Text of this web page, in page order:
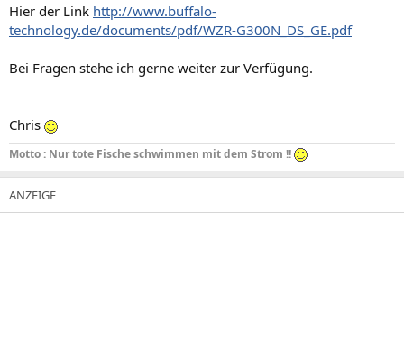
Hier der Link http://www.buffalo-
technology.de/documents/pdf/WZR-G300N_DS_GE.pdf
Bei Fragen stehe ich gerne weiter zur Verfügung.
Chris
Motto : Nur tote Fische schwimmen mit dem Strom !!